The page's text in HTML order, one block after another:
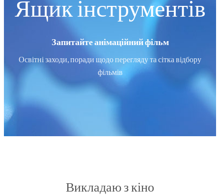
Ящик інструментів
Запитайте анімаційний фільм
Освітні заходи, поради щодо перегляду та сітка відбору
фільмів
Викладаю з кіно